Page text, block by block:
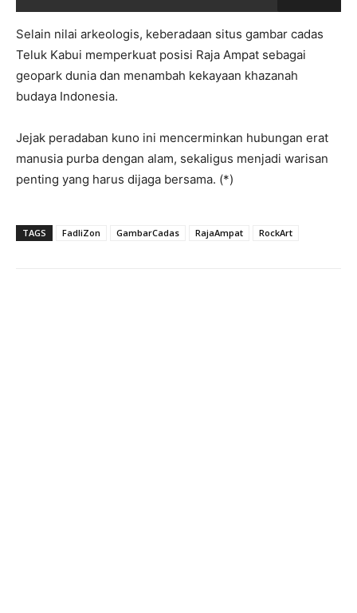
Selain nilai arkeologis, keberadaan situs gambar cadas
Teluk Kabui memperkuat posisi Raja Ampat sebagai
geopark dunia dan menambah kekayaan khazanah
budaya Indonesia.
Jejak peradaban kuno ini mencerminkan hubungan erat
manusia purba dengan alam, sekaligus menjadi warisan
penting yang harus dijaga bersama. (*)
TAGS FadliZon GambarCadas RajaAmpat RockArt